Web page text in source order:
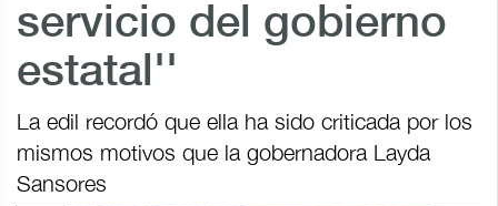
servicio del gobierno
estatal''
La edil recordó que ella ha sido criticada por los
mismos motivos que la gobernadora Layda
Sansores